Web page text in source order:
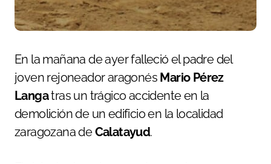
En la mañana de ayer falleció el padre del
joven rejoneador aragonés Mario Pérez
Langatras un trágico accidente en la
demolición de un edificio en la localidad
zaragozana deCalatayud.